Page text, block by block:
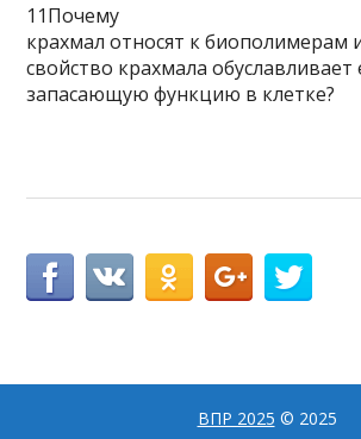
11Почему
крахмал относят к биополимерам
свойство крахмала обуславливает
запасающую функцию в клетке?
ВПР 2025 © 2025